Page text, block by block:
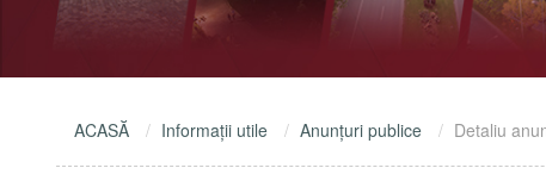
ACASĂ Informaţii utile Anunţuri publice Detaliu